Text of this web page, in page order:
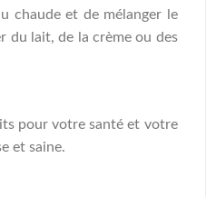
chaude et de mélanger le
du lait, de la crème ou des
pour votre santé et votre
et saine.